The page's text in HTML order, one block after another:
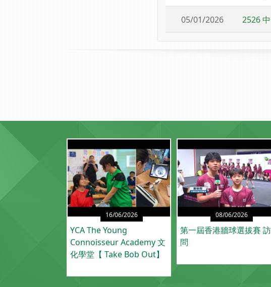
05/01/2026 2526
16/06/2026
YCA The Young
Connoisseur Academy 文
化學堂【 Take Bob Out】
08/06/2026
第一屆香港牆球選拔賽 訪
問